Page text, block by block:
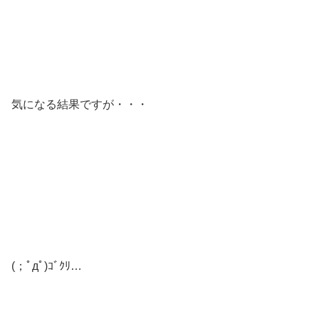
気になる結果ですが・・・
(；ﾟдﾟ)ｺﾞｸﾘ…